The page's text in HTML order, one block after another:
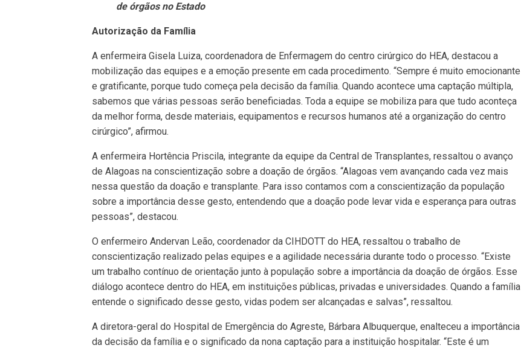
de órgãos no Estado
Autorização da Família
A enfermeira Gisela Luiza, coordenadora de Enfermagem do centro cirúrgico do HEA, destacou a
mobilização das equipes e a emoção presente em cada procedimento. “Sempre é muito emocionante
e gratificante, porque tudo começa pela decisão da família. Quando acontece uma captação múltipla,
sabemos que várias pessoas serão beneficiadas. Toda a equipe se mobiliza para que tudo aconteça
da melhor forma, desde materiais, equipamentos e recursos humanos até a organização do centro
cirúrgico”, afirmou.
A enfermeira Hortência Priscila, integrante da equipe da Central de Transplantes, ressaltou o avanço
de Alagoas na conscientização sobre a doação de órgãos. “Alagoas vem avançando cada vez mais
nessa questão da doação e transplante. Para isso contamos com a conscientização da população
sobre a importância desse gesto, entendendo que a doação pode levar vida e esperança para outras
pessoas”, destacou.
O enfermeiro Andervan Leão, coordenador da CIHDOTT do HEA, ressaltou o trabalho de
conscientização realizado pelas equipes e a agilidade necessária durante todo o processo. “Existe
um trabalho contínuo de orientação junto à população sobre a importância da doação de órgãos. Esse
diálogo acontece dentro do HEA, em instituições públicas, privadas e universidades. Quando a família
entende o significado desse gesto, vidas podem ser alcançadas e salvas”, ressaltou.
A diretora-geral do Hospital de Emergência do Agreste, Bárbara Albuquerque, enalteceu a importância
da decisão da família e o significado da nona captação para a instituição hospitalar. “Este é um